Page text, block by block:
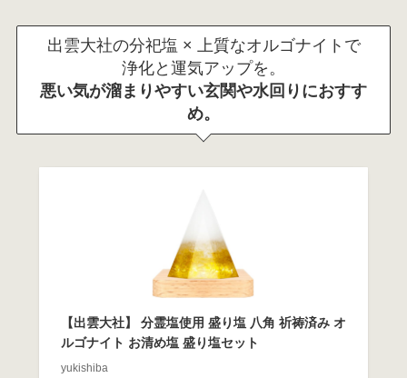
出雲大社の分祀塩 × 上質なオルゴナイトで
浄化と運気アップを。
悪い気が溜まりやすい玄関や水回りにおすす
め。
【出雲大社】 分霊塩使用 盛り塩 八角 祈祷済み オ
ルゴナイト お清め塩 盛り塩セット
yukishiba